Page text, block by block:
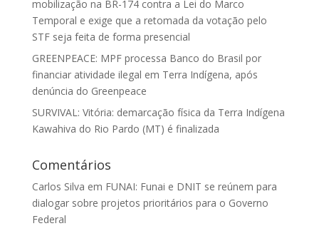
mobilização na BR-174 contra a Lei do Marco
Temporal e exige que a retomada da votação pelo
STF seja feita de forma presencial
GREENPEACE: MPF processa Banco do Brasil por
financiar atividade ilegal em Terra Indígena, após
denúncia do Greenpeace
SURVIVAL: Vitória: demarcação física da Terra Indígena
Kawahiva do Rio Pardo (MT) é finalizada
Comentários
Carlos Silva em FUNAI: Funai e DNIT se reúnem para
dialogar sobre projetos prioritários para o Governo
Federal